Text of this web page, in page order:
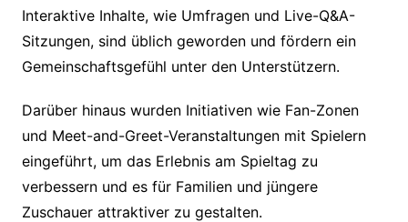
Interaktive Inhalte, wie Umfragen und Live-Q&A-
Sitzungen, sind üblich geworden und fördern ein
Gemeinschaftsgefühl unter den Unterstützern.
Darüber hinaus wurden Initiativen wie Fan-Zonen
und Meet-and-Greet-Veranstaltungen mit Spielern
eingeführt, um das Erlebnis am Spieltag zu
verbessern und es für Familien und jüngere
Zuschauer attraktiver zu gestalten.